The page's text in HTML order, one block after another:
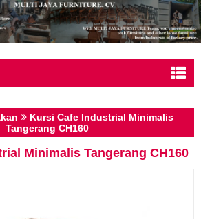
Kursi Cafe Industrial Minimalis
Tangerang CH160
Minimalis Tangerang CH160